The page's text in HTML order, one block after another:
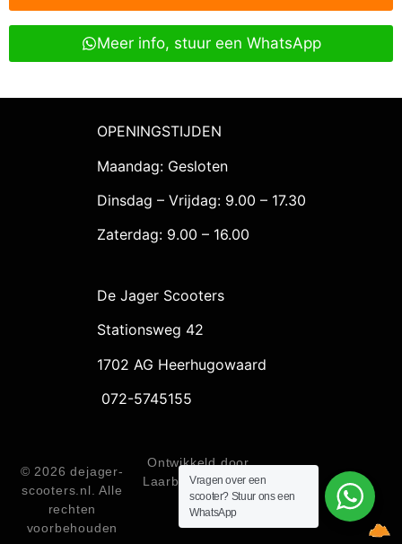
Meer info, stuur een WhatsApp
OPENINGSTIJDEN
Maandag: Gesloten
Dinsdag – Vrijdag: 9.00 – 17.30
Zaterdag: 9.00 – 16.00
De Jager Scooters
Stationsweg 42
1702 AG Heerhugowaard
072-5745155
© 2026 dejager-
scooters.nl. Alle
rechten
voorbehouden
Ontwikkeld door
Laarberg Internet
Vragen over een
scooter? Stuur ons een
WhatsApp